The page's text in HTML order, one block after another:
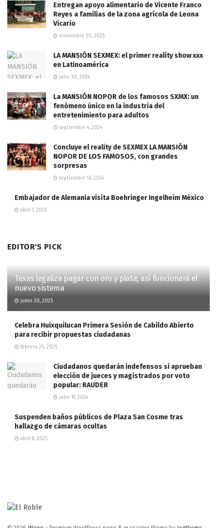
Entregan apoyo alimentario de Vicente Franco
Reyes a familias de la zona agrícola de Leona
Vicario
noviembre 30, 2025
LA MANSIÓN SEXMEX: el primer reality show xxx
en Latinoamérica
julio 30, 2024
La MANSIÓN NOPOR de los famosos SXMX: un
fenómeno único en la industria del
entretenimiento para adultos
septiembre 4, 2024
Concluye el reality de SEXMEX LA MANSIÓN
NOPOR DE LOS FAMOSOS, con grandes
sorpresas
septiembre 16, 2024
Embajador de Alemania visita Boehringer Ingelheim México
abril 1, 2025
EDITOR'S PICK
Texas legaliza pagar con oro y plata; así funcionará el
nuevo sistema
junio 30, 2025
Celebra Huixquilucan Primera Sesión de Cabildo Abierto
para recibir propuestas ciudadanas
febrero 25, 2025
Ciudadanos quedarán indefensos si aprueban
elección de jueces y magistrados por voto
popular: RAUDER
julio 19, 2024
Suspenden baños públicos de Plaza San Cosme tras
hallazgo de cámaras ocultas
abril 8, 2025